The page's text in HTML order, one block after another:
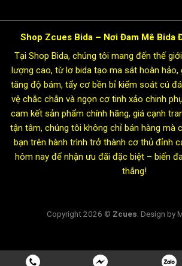
Shop Zcues Bida – Nơi Đam Mê Bida
Tại Shop Bida, chúng tôi mang đến thế
lượng cao, từ lơ bida tạo ma sát hoàn hảo,
tăng độ bám, tẩy cơ bền bỉ kiểm soát cú
vệ chắc chắn và ngọn cơ tinh xảo chinh
cam kết sản phẩm chính hãng, giá cạnh
tận tâm, chúng tôi không chỉ bán hàng mà
bạn trên hành trình trở thành cơ thủ đỉnh
hôm nay để nhận ưu đãi đặc biệt – biến
thắng!
Copyright 2026 © Zcues. Design by